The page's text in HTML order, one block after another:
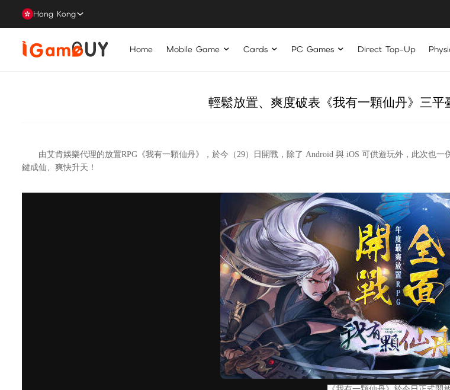
Hong Kong
Home Mobile Game Cards PC Games Direct Top-Up
輕鬆放置、爽度破表《我有一顆仙丹》三平
由艾肯娛樂代理的放置RPG《我有一顆仙丹》，於今（29）日開戰，除了 Android 與 iOS 可供遊玩外，此次也
鍵成仙、爽快升天！